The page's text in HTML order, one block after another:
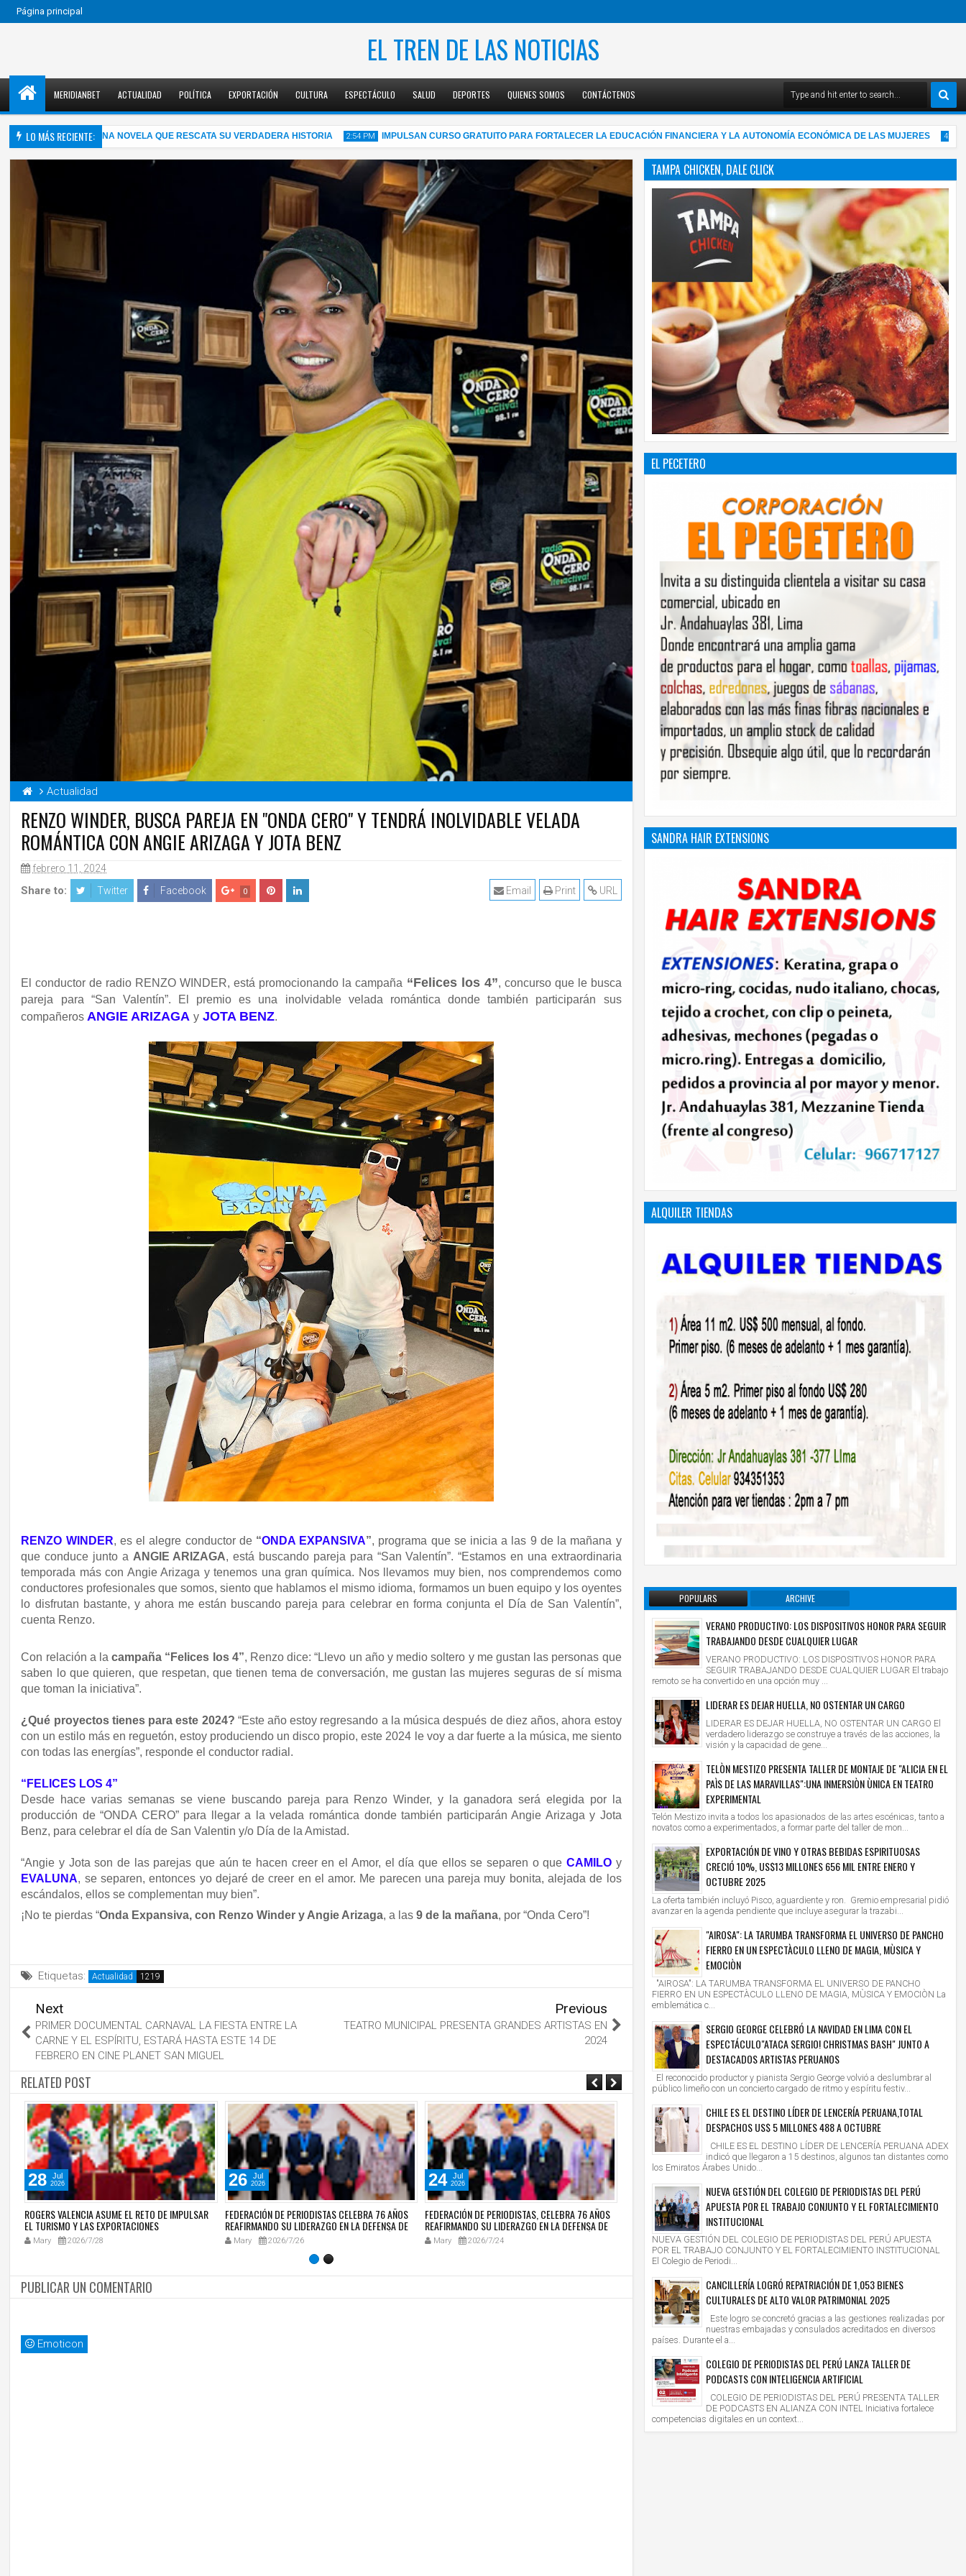
Página principal
EL TREN DE LAS NOTICIAS
MERIDIANBET ACTUALIDAD POLÍTICA EXPORTACIÓN CULTURA ESPECTÁCULO SALUD DEPORTES QUIENES SOMOS CONTÁCTENOS
LO MÁS RECIENTE:
MAHLER EN UNA NOVELA QUE RESCATA SU VERDADERA HISTORIA 2:54 PM
05 Aug
2026
IMPULSAN CURSO GRATUITO PARA FORTALECER LA EDUCACIÓN FINANCIERA Y LA AUTONOMÍA ECONÓMICA DE LAS MUJERES 4:03 AM
05 Aug
2026
"YO
Actualidad
RENZO WINDER, BUSCA PAREJA EN "ONDA CERO" Y TENDRÁ INOLVIDABLE VELADA
ROMÁNTICA CON ANGIE ARIZAGA Y JOTA BENZ
febrero 11, 2024
Share to: Twitter Facebook 0 URL
Print
Email
El conductor de radio RENZO WINDER, está promocionando la campaña “Felices los 4”, concurso que le busca
pareja para “San Valentín”. El premio es una inolvidable velada romántica donde también participarán sus
compañeros ANGIE ARIZAGA y JOTA BENZ.
RENZO WINDER, es el alegre conductor de “ONDA EXPANSIVA”, programa que se inicia a las 9 de la mañana y
que conduce junto a ANGIE ARIZAGA, está buscando pareja para “San Valentín”. “Estamos en una extraordinaria
temporada más con Angie Arizaga y tenemos una gran química. Nos llevamos muy bien, nos comprendemos como
conductores profesionales que somos, siento que hablamos el mismo idioma, formamos un buen equipo y los oyentes
lo disfrutan bastante, y ahora me están buscando pareja para celebrar en forma conjunta el Día de San Valentín”,
cuenta Renzo.
Con relación a la campaña “Felices los 4”, Renzo dice: “Llevo un año y medio soltero y me gustan las personas que
saben lo que quieren, que respetan, que tienen tema de conversación, me gustan las mujeres seguras de sí misma
que toman la iniciativa”.
¿Qué proyectos tienes para este 2024? “Este año estoy regresando a la música después de diez años, ahora estoy
con un estilo más en reguetón, estoy produciendo un disco propio, este 2024 le voy a dar fuerte a la música, me siento
con todas las energías”, responde el conductor radial.
“FELICES LOS 4”
Desde hace varias semanas se viene buscando pareja para Renzo Winder, y la ganadora será elegida por la
producción de “ONDA CERO” para llegar a la velada romántica donde también participarán Angie Arizaga y Jota
Benz, para celebrar el día de San Valentin y/o Día de la Amistad.
“Angie y Jota son de las parejas que aún te hacen creer en el Amor, el día que ellos se separen o que CAMILO y
EVALUNA, se separen, entonces yo dejaré de creer en el amor. Me parecen una pareja muy bonita, alejada de los
escándalos, ellos se complementan muy bien”.
¡No te pierdas “Onda Expansiva, con Renzo Winder y Angie Arizaga, a las9 de la mañana, por “Onda Cero”!
Etiquetas: Actualidad
Next
PRIMER DOCUMENTAL CARNAVAL LA FIESTA ENTRE LA
CARNE Y EL ESPÍRITU, ESTARÁ HASTA ESTE 14 DE
FEBRERO EN CINE PLANET SAN MIGUEL
Previous
TEATRO MUNICIPAL PRESENTA GRANDES ARTISTAS EN
2024
RELATED POST
28 Jul
2026
ROGERS VALENCIA ASUME EL RETO DE IMPULSAR
EL TURISMO Y LAS EXPORTACIONES
Mary 2026/7/28
26 Jul
2026
FEDERACIÓN DE PERIODISTAS CELEBRA 76 AÑOS
REAFIRMANDO SU LIDERAZGO EN LA DEFENSA DE
LA LIBERTAD DE PRENSA Y EL PERIODISMO ÉTICO
Mary 2026/7/26
24 Jul
2026
FEDERACIÓN DE PERIODISTAS, CELEBRA 76 AÑOS
REAFIRMANDO SU LIDERAZGO EN LA DEFENSA DE
LA LIBERTAD DE PRENSA Y EL PERIODISMO ÉTICO
Mary 2026/7/24
2026
SIPLAP ALERTA QUE COBRO DE LA TUUA DE
TRANSFERENCIA PONE EN RIESGO EL EMPLEO
AERONÁUTICO Y LA COMPETITIVIDAD DEL PAÍS
2026/7/7
KEIKO FUJIMORI ES ELEGIDA
Mary 2026/6/29
PUBLICAR UN COMENTARIO
Emoticon
TAMPA CHICKEN, DALE CLICK
EL PECETERO
SANDRA HAIR EXTENSIONS
ALQUILER TIENDAS
POPULARS ARCHIVE
VERANO PRODUCTIVO: LOS DISPOSITIVOS HONOR PARA SEGUIR
TRABAJANDO DESDE CUALQUIER LUGAR
VERANO PRODUCTIVO: LOS DISPOSITIVOS HONOR PARA
SEGUIR TRABAJANDO DESDE CUALQUIER LUGAR El trabajo
remoto se ha convertido en una opción muy ...
LIDERAR ES DEJAR HUELLA, NO OSTENTAR UN CARGO
LIDERAR ES DEJAR HUELLA, NO OSTENTAR UN CARGO El
verdadero liderazgo se construye a través de las acciones, la
visión y la capacidad de gene...
TELÒN MESTIZO PRESENTA TALLER DE MONTAJE DE "ALICIA EN EL
PAÌS DE LAS MARAVILLAS":UNA INMERSIÒN ÙNICA EN TEATRO
EXPERIMENTAL
Telón Mestizo invita a todos los apasionados de las artes escénicas, tanto a
novatos como a experimentados, a formar parte del taller de mon...
EXPORTACIÓN DE VINO Y OTRAS BEBIDAS ESPIRITUOSAS
CRECIÓ 10%, US$13 MILLONES 656 MIL ENTRE ENERO Y
OCTUBRE 2025
La oferta también incluyó Pisco, aguardiente y ron. Gremio empresarial pidió
avanzar en la agenda pendiente que incluye asegurar la trazabi...
"AIROSA": LA TARUMBA TRANSFORMA EL UNIVERSO DE PANCHO
FIERRO EN UN ESPECTÀCULO LLENO DE MAGIA, MÙSICA Y
EMOCIÒN
"AIROSA": LA TARUMBA TRANSFORMA EL UNIVERSO DE PANCHO
FIERRO EN UN ESPECTÀCULO LLENO DE MAGIA, MÙSICA Y EMOCIÒN La
emblemática c...
SERGIO GEORGE CELEBRÓ LA NAVIDAD EN LIMA CON EL
ESPECTÁCULO"ATACA SERGIO! CHRISTMAS BASH" JUNTO A
DESTACADOS ARTISTAS PERUANOS
El reconocido productor y pianista Sergio George volvió a deslumbrar al
público limeño con un concierto cargado de ritmo y espíritu festiv...
CHILE ES EL DESTINO LÍDER DE LENCERÍA PERUANA,TOTAL
DESPACHOS US$ 5 MILLONES 488 A OCTUBRE
CHILE ES EL DESTINO LÍDER DE LENCERÍA PERUANA ADEX
indicó que llegaron a 15 destinos, algunos tan distantes como
los Emiratos Árabes Unido...
NUEVA GESTIÓN DEL COLEGIO DE PERIODISTAS DEL PERÚ
APUESTA POR EL TRABAJO CONJUNTO Y EL FORTALECIMIENTO
INSTITUCIONAL
NUEVA GESTIÓN DEL COLEGIO DE PERIODISTAS DEL PERÚ APUESTA
POR EL TRABAJO CONJUNTO Y EL FORTALECIMIENTO INSTITUCIONAL
El Colegio de Periodi...
CANCILLERÍA LOGRÓ REPATRIACIÓN DE 1,053 BIENES
CULTURALES DE ALTO VALOR PATRIMONIAL 2025
Este logro se concretó gracias a las gestiones realizadas por
nuestras embajadas y consulados acreditados en diversos
países. Durante el a...
COLEGIO DE PERIODISTAS DEL PERÚ LANZA TALLER DE
PODCASTS CON INTELIGENCIA ARTIFICIAL
COLEGIO DE PERIODISTAS DEL PERÚ PRESENTA TALLER
DE PODCASTS EN ALIANZA CON INTEL Iniciativa fortalece
competencias digitales en un context...